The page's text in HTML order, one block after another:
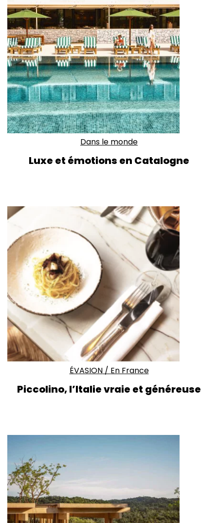
Dans le monde
Luxe et émotions en Catalogne
ÉVASION/ En France
Piccolino,l’Italie vraie et généreuse